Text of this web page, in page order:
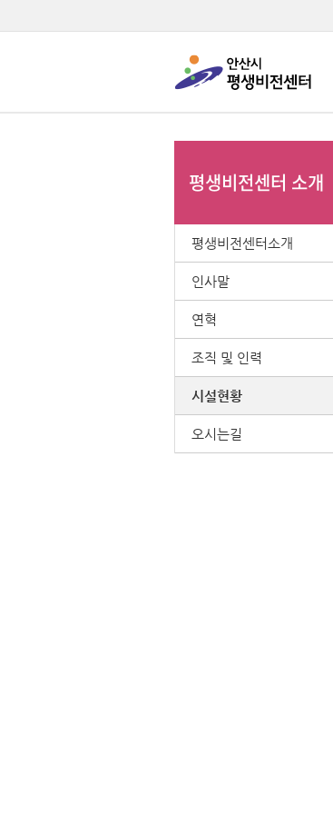
평생비전센터 소개
평생비전센터소개
인사말
연혁
조직 및 인력
시설현황
오시는길